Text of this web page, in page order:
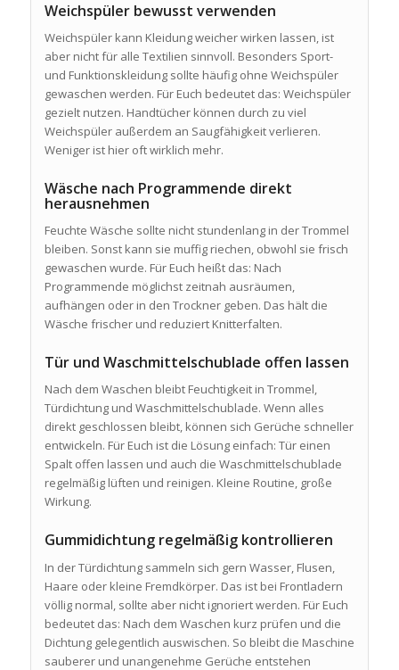
Weichspüler bewusst verwenden
Weichspüler kann Kleidung weicher wirken lassen, ist
aber nicht für alle Textilien sinnvoll. Besonders Sport-
und Funktionskleidung sollte häufig ohne Weichspüler
gewaschen werden. Für Euch bedeutet das: Weichspüler
gezielt nutzen. Handtücher können durch zu viel
Weichspüler außerdem an Saugfähigkeit verlieren.
Weniger ist hier oft wirklich mehr.
Wäsche nach Programmende direkt
herausnehmen
Feuchte Wäsche sollte nicht stundenlang in der Trommel
bleiben. Sonst kann sie muffig riechen, obwohl sie frisch
gewaschen wurde. Für Euch heißt das: Nach
Programmende möglichst zeitnah ausräumen,
aufhängen oder in den Trockner geben. Das hält die
Wäsche frischer und reduziert Knitterfalten.
Tür und Waschmittelschublade offen lassen
Nach dem Waschen bleibt Feuchtigkeit in Trommel,
Türdichtung und Waschmittelschublade. Wenn alles
direkt geschlossen bleibt, können sich Gerüche schneller
entwickeln. Für Euch ist die Lösung einfach: Tür einen
Spalt offen lassen und auch die Waschmittelschublade
regelmäßig lüften und reinigen. Kleine Routine, große
Wirkung.
Gummidichtung regelmäßig kontrollieren
In der Türdichtung sammeln sich gern Wasser, Flusen,
Haare oder kleine Fremdkörper. Das ist bei Frontladern
völlig normal, sollte aber nicht ignoriert werden. Für Euch
bedeutet das: Nach dem Waschen kurz prüfen und die
Dichtung gelegentlich auswischen. So bleibt die Maschine
sauberer und unangenehme Gerüche entstehen